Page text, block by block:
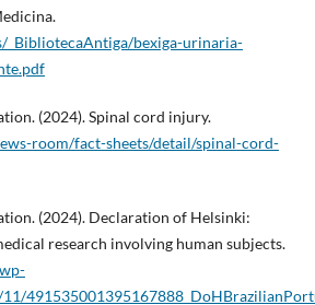
_BibliotecaAntiga/bexiga-urinaria-
(2024). Spinal cord injury.
room/fact-sheets/detail/spinal-cord-
(2024). Declaration of Helsinki:
research involving human subjects.